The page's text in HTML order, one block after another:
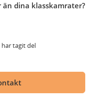
dina klasskamrater?
har tagit del